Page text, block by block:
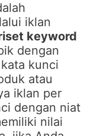
iklan
keyword
dengan
kunci
atau
iklan per
dengan niat
nilai